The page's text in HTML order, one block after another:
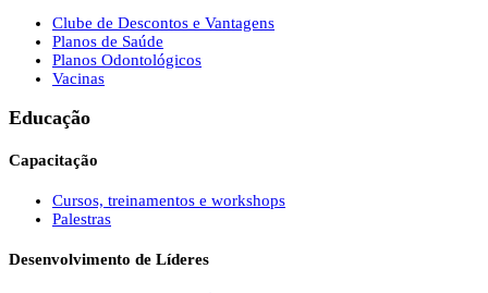
Clube de Descontos e Vantagens
Planos de Saúde
Planos Odontológicos
Vacinas
Educação
Capacitação
Cursos, treinamentos e workshops
Palestras
Desenvolvimento de Líderes